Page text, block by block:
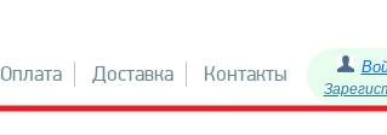
Оплата Доставка Контакты